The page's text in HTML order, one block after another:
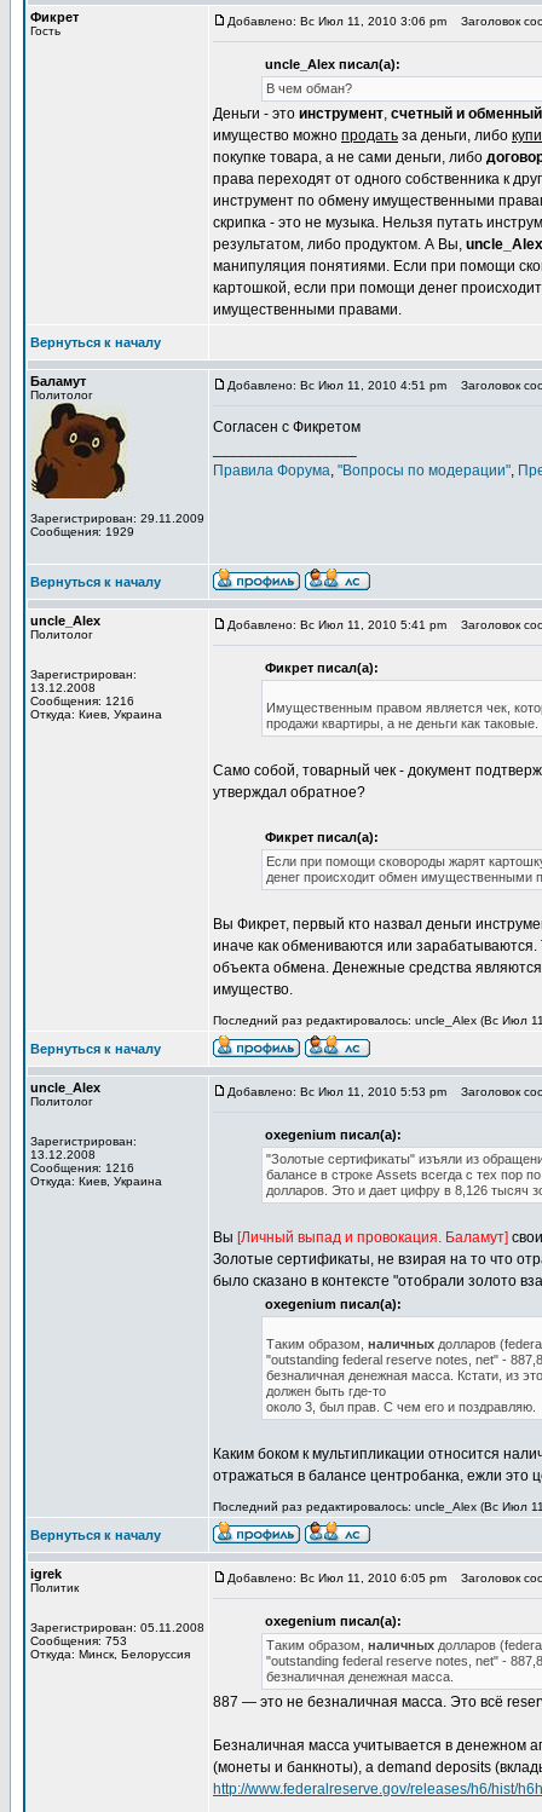
Фикрет
Гость
Добавлено: Вс Июл 11, 2010 3:06 pm Заголовок
uncle_Alex писал(а):
В чем обман?
Деньги - это инструмент, счетный и
имущество можно продать за деньги, либо
покупке товара, а не сами деньги, либо
права переходят от одного собственника к
инструмент по обмену имущественными
скрипка - это не музыка. Нельзя путать
результатом, либо продуктом. А Вы, uncle_Alex
манипуляция понятиями. Если при помощи
картошкой, если при помощи денег
имущественными правами.
Вернуться к началу
Баламут
Политолог
Зарегистрирован: 29.11.2009
Сообщения: 1929
Добавлено: Вс Июл 11, 2010 4:51 pm Заголовок
Согласен с Фикретом
Правила Форума, "Вопросы по модерации",
Вернуться к началу
uncle_Alex
Политолог
Зарегистрирован:
13.12.2008
Сообщения: 1216
Откуда: Киев, Украина
Добавлено: Вс Июл 11, 2010 5:41 pm Заголовок
Фикрет писал(а):
Имущественным правом является чек,
продажи квартиры, а не деньги как таковые.
Само собой, товарный чек - документ
утверждал обратное?
Фикрет писал(а):
Если при помощи сковороды жарят
денег происходит обмен имущественными
Вы Фикрет, первый кто назвал деньги
иначе как обмениваются или
объекта обмена. Денежные средства
имущество.
Последний раз редактировалось: uncle_Alex (Вс Июл
Вернуться к началу
uncle_Alex
Политолог
Зарегистрирован:
13.12.2008
Сообщения: 1216
Откуда: Киев, Украина
Добавлено: Вс Июл 11, 2010 5:53 pm Заголовок
oxegenium писал(а):
"Золотые сертификаты" изъяли из
балансе в строке Assets всегда с тех пор
долларов. Это и дает цифру в 8,126 тысяч
Вы [Личный выпад и провокация. Баламут]
Золотые сертификаты, не взирая на то что
было сказано в контексте "отобрали золото
oxegenium писал(а):
Таким образом, наличных долларов
"outstanding federal reserve notes, net" -
безналичная денежная масса. Кстати, из
должен быть где-то
около 3, был прав. С чем его и поздравляю.
Каким боком к мультипликации относится
отражаться в балансе центробанка, ежли это
Последний раз редактировалось: uncle_Alex (Вс Июл
Вернуться к началу
igrek
Политик
Зарегистрирован: 05.11.2008
Сообщения: 753
Откуда: Минск, Белоруссия
Добавлено: Вс Июл 11, 2010 6:05 pm Заголовок
oxegenium писал(а):
Таким образом, наличных долларов
"outstanding federal reserve notes, net" -
безналичная денежная масса.
887 — это не безналичная масса. Это всё
Безналичная масса учитывается в денежном
(монеты и банкноты), а demand deposits
http://www.federalreserve.gov/releases/h6/hist/